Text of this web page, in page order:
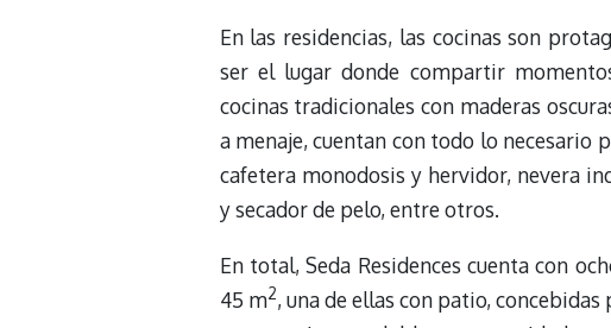
En las residencias, las cocinas son
ser el lugar donde compartir
cocinas tradicionales con maderas
a menaje, cuentan con todo lo necesario
cafetera monodosis y hervidor, nevera
y secador de pelo, entre otros.
En total, Seda Residences cuenta con
45 m2, una de ellas con patio,